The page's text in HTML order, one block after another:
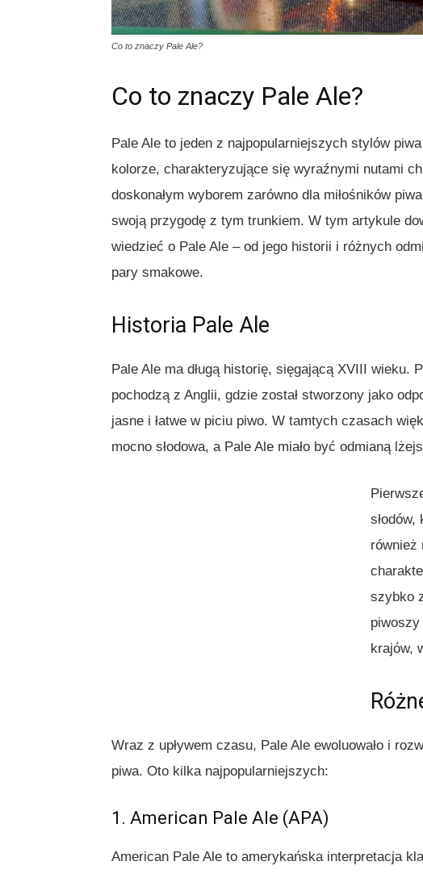
Co to znaczy Pale Ale?
Co to znaczy Pale Ale?
Pale Ale to jeden z najpopularniejszych stylów
kolorze, charakteryzujące się wyraźnymi nutami
doskonałym wyborem zarówno dla miłośników
swoją przygodę z tym trunkiem. W tym artykule
wiedzieć o Pale Ale – od jego historii i różnych
pary smakowe.
Historia Pale Ale
Pale Ale ma długą historię, sięgającą XVIII wieku.
pochodzą z Anglii, gdzie został stworzony jako
jasne i łatwe w piciu piwo. W tamtych czasach
mocno słodowa, a Pale Ale miało być odmianą
słodów,
również
szybko
piwoszy
krajów,
Wraz z upływem czasu, Pale Ale ewoluowało i
piwa. Oto kilka najpopularniejszych:
1. American Pale Ale (APA)
American Pale Ale to amerykańska interpretacja